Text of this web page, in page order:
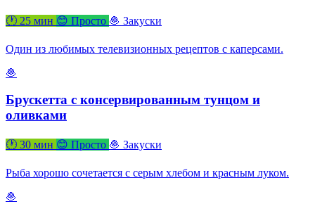
🕐 25 мин 😊 Просто 🧆 Закуски
Один из любимых телевизионных рецептов с каперсами.
🧆
Брускетта с консервированным тунцом и
оливками
🕐 30 мин 😊 Просто 🧆 Закуски
Рыба хорошо сочетается с серым хлебом и красным луком.
🧆